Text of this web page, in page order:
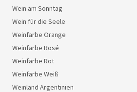
Wein am Sonntag
Wein für die Seele
Weinfarbe Orange
Weinfarbe Rosé
Weinfarbe Rot
Weinfarbe Weiß
Weinland Argentinien